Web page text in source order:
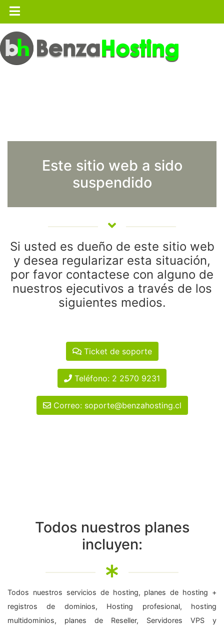
Este sitio web a sido
suspendido
Si usted es dueño de este sitio web
y desea regularizar esta situación,
por favor contactese con alguno de
nuestros ejecutivos a través de los
siguientes medios.
Ticket de soporte
Teléfono: 2 2570 9231
Correo: soporte@benzahosting.cl
Todos nuestros planes
incluyen:
Todos nuestros servicios de hosting, planes de hosting +
registros de dominios, Hosting profesional, hosting
multidominios, planes de Reseller, Servidores VPS y